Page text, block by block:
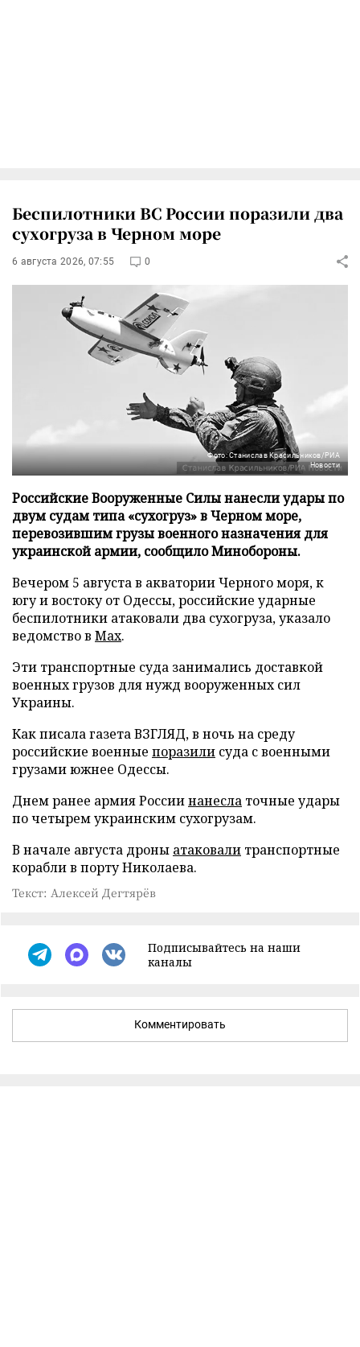
Беспилотники ВС России поразили два
сухогруза в Черном море
6 августа 2026, 07:55 0
Фото: Станислав Красильников/РИА
Новости
Российские Вооруженные Силы нанесли удары по
двум судам типа «сухогруз» в Черном море,
перевозившим грузы военного назначения для
украинской армии, сообщило Минобороны.
Вечером 5 августа в акватории Черного моря, к
югу и востоку от Одессы, российские ударные
беспилотники атаковали два сухогруза, указало
ведомство в Max.
Эти транспортные суда занимались доставкой
военных грузов для нужд вооруженных сил
Украины.
Как писала газета ВЗГЛЯД, в ночь на среду
российские военные поразили суда с военными
грузами южнее Одессы.
Днем ранее армия Россиинанесла точные удары
по четырем украинским сухогрузам.
В начале августа дроны атаковали транспортные
корабли в порту Николаева.
Текст: Алексей Дегтярёв
Подписывайтесь на наши
каналы
Комментировать